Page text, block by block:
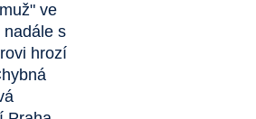
ve
s
hrozí